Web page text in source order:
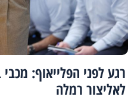
רגע לפני הפלייאוף:
לאליצור רמלה